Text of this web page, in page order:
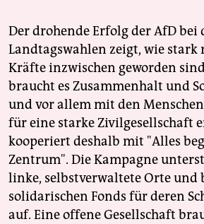
Der drohende Erfolg der AfD bei
Landtagswahlen zeigt, wie stark
Kräfte inzwischen geworden
braucht es Zusammenhalt und
und vor allem mit den
für eine starke Zivilgesellschaft
kooperiert deshalb mit "Alles
Zentrum". Die Kampagne
linke, selbstverwaltete Orte und
solidarischen Fonds für deren
auf. Eine offene Gesellschaft